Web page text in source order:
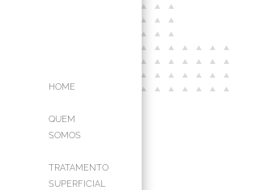
HOME
QUEM
SOMOS
TRATAMENTO
SUPERFICIAL